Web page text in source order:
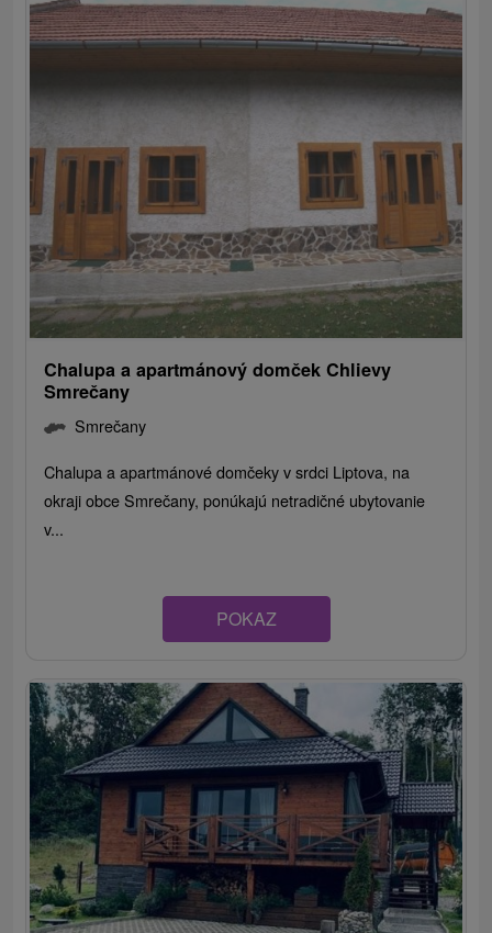
Chalupa a apartmánový domček Chlievy
Smrečany
Smrečany
Chalupa a apartmánové domčeky v srdci Liptova, na
okraji obce Smrečany, ponúkajú netradičné ubytovanie
v...
POKAZ